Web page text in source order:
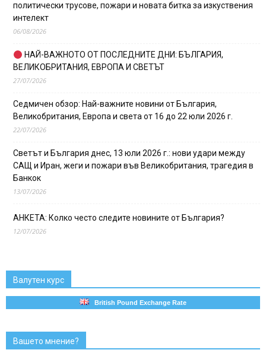
политически трусове, пожари и новата битка за изкуствения
интелект
06/08/2026
НАЙ-ВАЖНОТО ОТ ПОСЛЕДНИТЕ ДНИ: БЪЛГАРИЯ,
ВЕЛИКОБРИТАНИЯ, ЕВРОПА И СВЕТЪТ
27/07/2026
Седмичен обзор: Най-важните новини от България,
Великобритания, Европа и света от 16 до 22 юли 2026 г.
22/07/2026
Светът и България днес, 13 юли 2026 г.: нови удари между
САЩ и Иран, жеги и пожари във Великобритания, трагедия в
Банкок
13/07/2026
АНКЕТА: Колко често следите новините от България?
12/07/2026
Валутен курс
British Pound Exchange Rate
Вашето мнение?